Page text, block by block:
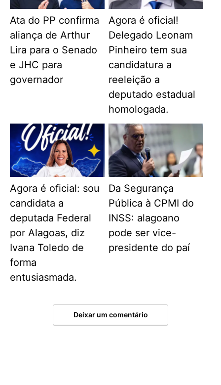
Ata do PP confirma
aliança de Arthur
Lira para o Senado
e JHC para
governador
Agora é oficial!
Delegado Leonam
Pinheiro tem sua
candidatura a
reeleição a
deputado estadual
homologada.
Agora é oficial: sou
candidata a
deputada Federal
por Alagoas, diz
Ivana Toledo de
forma
entusiasmada.
Da Segurança
Pública à CPMI do
INSS: alagoano
pode ser vice-
presidente do paí
Deixar um comentário